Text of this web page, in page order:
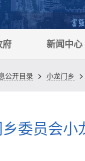
府 新闻中心
公开目录 > 小龙门乡 >
委员会